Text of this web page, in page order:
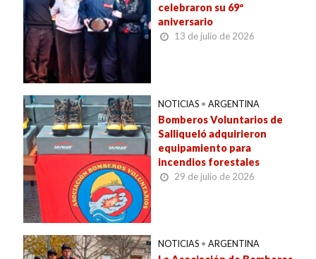
celebraron su 69º
aniversario
13 de julio de 2026
NOTICIAS • ARGENTINA
Bomberos Voluntarios de
Salliqueló adquirieron
equipamiento para
incendios forestales
29 de julio de 2026
NOTICIAS • ARGENTINA